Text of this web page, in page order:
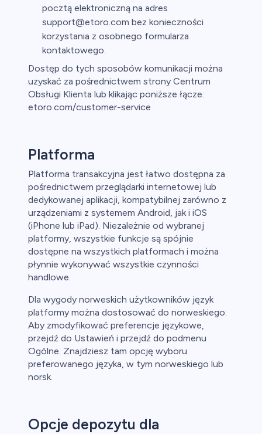
pocztą elektroniczną na adres
support@etoro.com bez konieczności
korzystania z osobnego formularza
kontaktowego.
Dostęp do tych sposobów komunikacji można
uzyskać za pośrednictwem strony Centrum
Obsługi Klienta lub klikając poniższe łącze:
etoro.com/customer-service
Platforma
Platforma transakcyjna jest łatwo dostępna za
pośrednictwem przeglądarki internetowej lub
dedykowanej aplikacji, kompatybilnej zarówno z
urządzeniami z systemem Android, jak i iOS
(iPhone lub iPad). Niezależnie od wybranej
platformy, wszystkie funkcje są spójnie
dostępne na wszystkich platformach i można
płynnie wykonywać wszystkie czynności
handlowe.
Dla wygody norweskich użytkowników język
platformy można dostosować do norweskiego.
Aby zmodyfikować preferencje językowe,
przejdź do Ustawień i przejdź do podmenu
Ogólne. Znajdziesz tam opcję wyboru
preferowanego języka, w tym norweskiego lub
norsk.
Opcje depozytu dla